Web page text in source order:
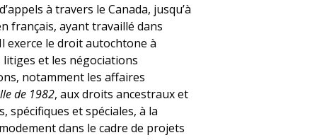
à travers le Canada, jusqu’à
français, ayant travaillé dans
exerce le droit autochtone à
et les négociations
notamment les affaires
de 1982, aux droits ancestraux et
spécifiques et spéciales, à la
dans le cadre de projets